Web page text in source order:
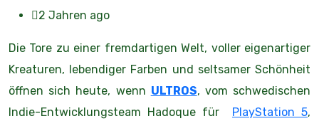
2 Jahren ago
Die Tore zu einer fremdartigen Welt, voller eigenartiger
Kreaturen, lebendiger Farben und seltsamer Schönheit
öffnen sich heute, wenn ULTROS, vom schwedischen
Indie-Entwicklungsteam Hadoque für PlayStation 5,